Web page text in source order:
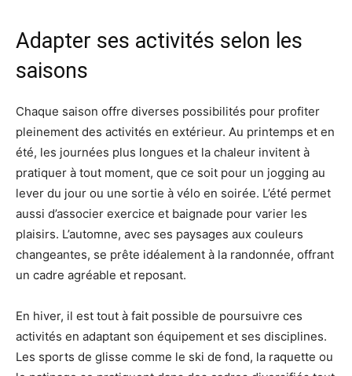
Adapter ses activités selon les
saisons
Chaque saison offre diverses possibilités pour profiter
pleinement des activités en extérieur. Au printemps et en
été, les journées plus longues et la chaleur invitent à
pratiquer à tout moment, que ce soit pour un jogging au
lever du jour ou une sortie à vélo en soirée. L’été permet
aussi d’associer exercice et baignade pour varier les
plaisirs. L’automne, avec ses paysages aux couleurs
changeantes, se prête idéalement à la randonnée, offrant
un cadre agréable et reposant.
En hiver, il est tout à fait possible de poursuivre ces
activités en adaptant son équipement et ses disciplines.
Les sports de glisse comme le ski de fond, la raquette ou